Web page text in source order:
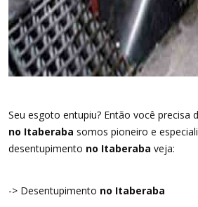
Seu esgoto entupiu? Então você precisa
no Itaberaba somos pioneiro e
desentupimento no Itaberaba veja:
-> Desentupimento no Itaberaba